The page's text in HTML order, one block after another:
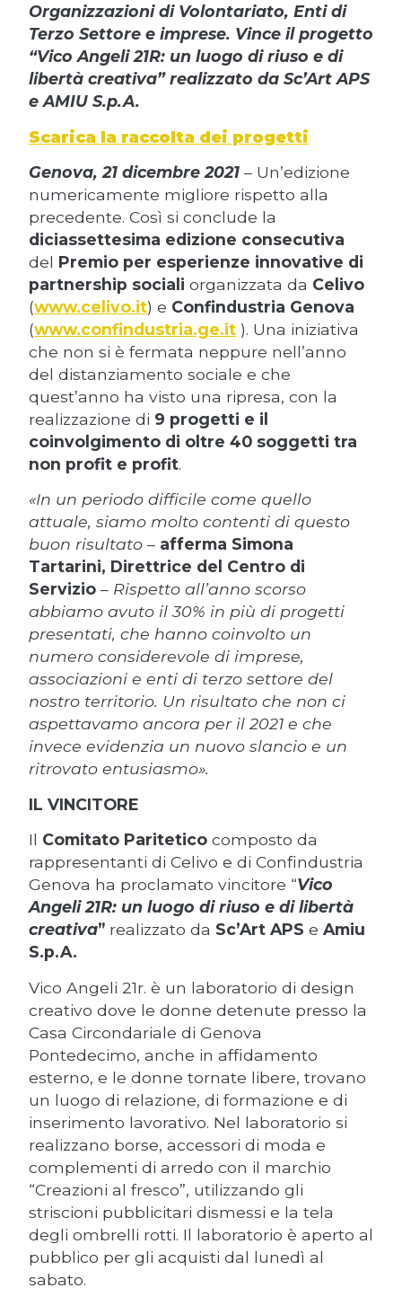
Organizzazioni di Volontariato, Enti di
Terzo Settore e imprese. Vince il progetto
“Vico Angeli 21R: un luogo di riuso e di
libertà creativa” realizzato da Sc’Art APS
e AMIU S.p.A.
Scarica la raccolta dei progetti
Genova, 21 dicembre 2021 – Un’edizione
numericamente migliore rispetto alla
precedente. Così si conclude la
diciassettesima edizione consecutiva
del Premio per esperienze innovative di
partnership sociali organizzata da Celivo
(www.celivo.it) e Confindustria Genova
(www.confindustria.ge.it ). Una iniziativa
che non si è fermata neppure nell’anno
del distanziamento sociale e che
quest’anno ha visto una ripresa, con la
realizzazione di 9 progetti e il
coinvolgimento di oltre 40 soggetti tra
non profit e profit.
«In un periodo difficile come quello
attuale, siamo molto contenti di questo
buon risultato – afferma Simona
Tartarini, Direttrice del Centro di
Servizio – Rispetto all’anno scorso
abbiamo avuto il 30% in più di progetti
presentati, che hanno coinvolto un
numero considerevole di imprese,
associazioni e enti di terzo settore del
nostro territorio. Un risultato che non ci
aspettavamo ancora per il 2021 e che
invece evidenzia un nuovo slancio e un
ritrovato entusiasmo».
IL VINCITORE
Il Comitato Paritetico composto da
rappresentanti di Celivo e di Confindustria
Genova ha proclamato vincitore “Vico
Angeli 21R: un luogo di riuso e di libertà
creativa” realizzato da Sc’Art APS e Amiu
S.p.A.
Vico Angeli 21r. è un laboratorio di design
creativo dove le donne detenute presso la
Casa Circondariale di Genova
Pontedecimo, anche in affidamento
esterno, e le donne tornate libere, trovano
un luogo di relazione, di formazione e di
inserimento lavorativo. Nel laboratorio si
realizzano borse, accessori di moda e
complementi di arredo con il marchio
“Creazioni al fresco”, utilizzando gli
striscioni pubblicitari dismessi e la tela
degli ombrelli rotti. Il laboratorio è aperto al
pubblico per gli acquisti dal lunedì al
sabato.